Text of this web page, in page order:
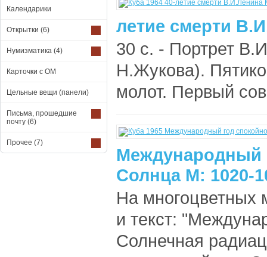
Календарики
Открытки (6)
Нумизматика (4)
Карточки с ОМ
Цельные вещи (панели)
Письма, прошедшие
почту (6)
Прочее (7)
летие смерти
30 с. - Портрет
Н.Жукова).
молот. Первый
Международный
Солнца М: 1020-
На
и текст:
Солнечная